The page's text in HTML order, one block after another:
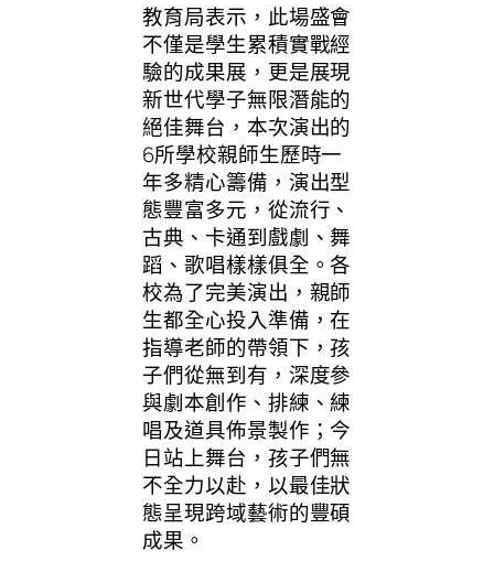
教育局表示，此場盛會
不僅是學生累積實戰經
驗的成果展，更是展現
新世代學子無限潛能的
絕佳舞台，本次演出的
6所學校親師生歷時一
年多精心籌備，演出型
態豐富多元，從流行、
古典、卡通到戲劇、舞
蹈、歌唱樣樣俱全。各
校為了完美演出，親師
生都全心投入準備，在
指導老師的帶領下，孩
子們從無到有，深度參
與劇本創作、排練、練
唱及道具佈景製作；今
日站上舞台，孩子們無
不全力以赴，以最佳狀
態呈現跨域藝術的豐碩
成果。